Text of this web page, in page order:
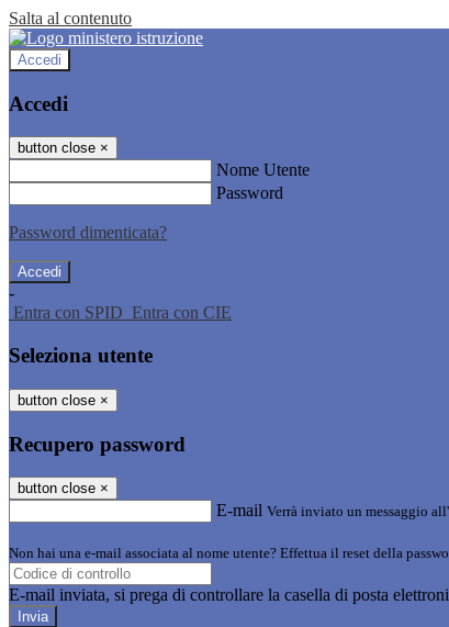
Salta al contenuto
Accedi
Accedi
button close ×
Nome Utente
Password
Password dimenticata?
-
Entra con SPID Entra con CIE
Seleziona utente
button close ×
Recupero password
button close ×
E-mail Verrà inviato un messaggio
Non hai una e-mail associata al nome utente? Effettua il reset della
E-mail inviata, si prega di controllare la casella di posta